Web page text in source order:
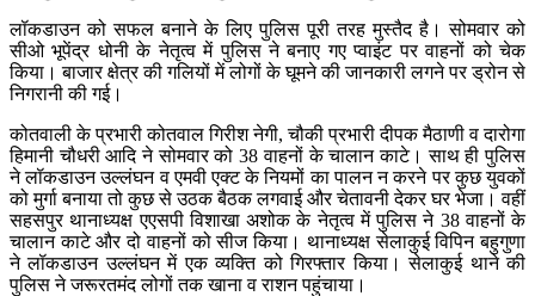
लॉकडाउन को सफल बनाने के लिए पुलिस पूरी तरह मुस्तैद है। सोमवार को
सीओ भूपेंद्र धोनी के नेतृत्व में पुलिस ने बनाए गए प्वाइंट पर वाहनों को चेक
किया। बाजार क्षेत्र की गलियों में लोगों के घूमने की जानकारी लगने पर ड्रोन से
निगरानी की गई।
कोतवाली के प्रभारी कोतवाल गिरीश नेगी, चौकी प्रभारी दीपक मैठाणी व दारोगा
हिमानी चौधरी आदि ने सोमवार को 38 वाहनों के चालान काटे। साथ ही पुलिस
ने लॉकडाउन उल्लंघन व एमवी एक्ट के नियमों का पालन न करने पर कुछ युवकों
को मुर्गा बनाया तो कुछ से उठक बैठक लगवाई और चेतावनी देकर घर भेजा। वहीं
सहसपुर थानाध्यक्ष एएसपी विशाखा अशोक के नेतृत्व में पुलिस ने 38 वाहनों के
चालान काटे और दो वाहनों को सीज किया। थानाध्यक्ष सेलाकुई विपिन बहुगुणा
ने लॉकडाउन उल्लंघन में एक व्यक्ति को गिरफ्तार किया। सेलाकुई थाने की
पुलिस ने जरूरतमंद लोगों तक खाना व राशन पहुंचाया।